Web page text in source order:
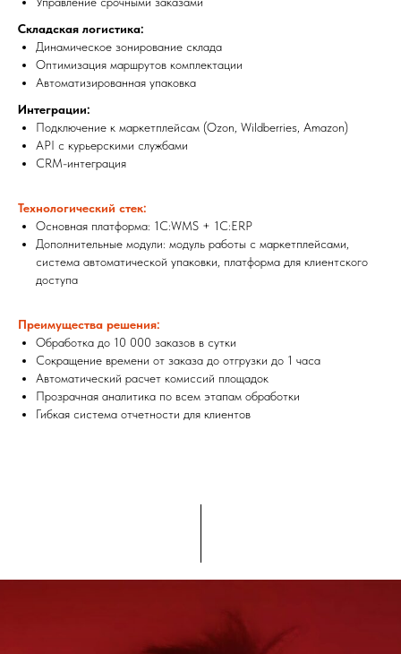
Складская логистика:
Динамическое зонирование склада
Оптимизация маршрутов комплектации
Автоматизированная упаковка
Интеграции:
Подключение к маркетплейсам (Ozon, Wildberries, Amazon)
API с курьерскими службами
CRM-интеграция
Технологический стек:
Основная платформа: 1С:WMS + 1С:ERP
Дополнительные модули: модуль работы с маркетплейсами,
система автоматической упаковки, платформа для клиентского
доступа
Преимущества решения:
Обработка до 10 000 заказов в сутки
Сокращение времени от заказа до отгрузки до 1 часа
Автоматический расчет комиссий площадок
Прозрачная аналитика по всем этапам обработки
Гибкая система отчетности для клиентов